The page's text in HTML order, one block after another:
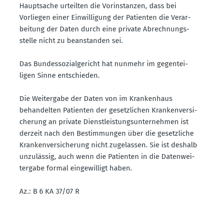
Haupt­sache urteilten die Vorin­stanzen, dass bei
Vorliegen einer Einwil­ligung der Patienten die Verar­
beitung der Daten durch eine private Abrech­nungs­
stelle nicht zu beanstanden sei.
Das Bundes­so­zi­al­ge­richt hat nunmehr im gegen­tei­
ligen Sinne entschieden.
Die Weitergabe der Daten von im Krankenhaus
behan­delten Patienten der gesetz­lichen Kranken­ver­si­
cherung an private Dienst­leis­tungs­un­ter­nehmen ist
derzeit nach den Bestim­mungen über die gesetz­liche
Kranken­ver­si­cherung nicht zugelassen. Sie ist deshalb
unzulässig, auch wenn die Patienten in die Daten­wei­
tergabe formal einge­willigt haben.
Az.: B 6 KA 37/07 R